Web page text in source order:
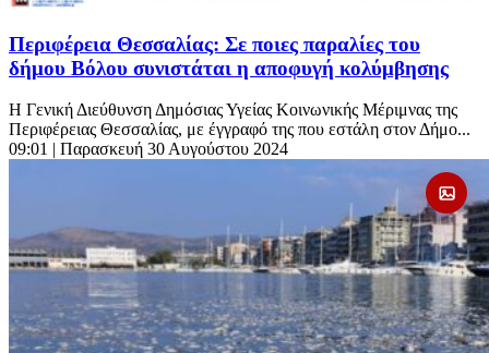
Περιφέρεια Θεσσαλίας: Σε ποιες παραλίες του
δήμου Βόλου συνιστάται η αποφυγή κολύμβησης
Η Γενική Διεύθυνση Δημόσιας Υγείας Κοινωνικής Μέριμνας της
Περιφέρειας Θεσσαλίας, με έγγραφό της που εστάλη στον Δήμο...
09:01 | Παρασκευή 30 Αυγούστου 2024